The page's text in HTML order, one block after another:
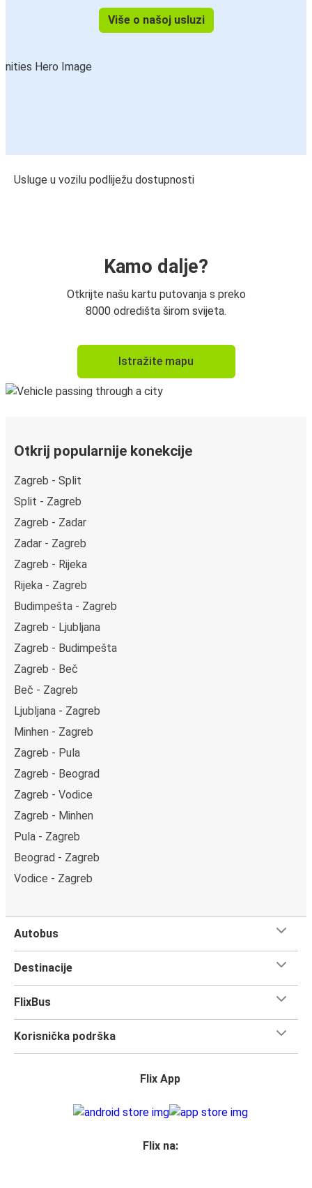
Više o našoj usluzi
Usluge u vozilu podliježu dostupnosti
Kamo dalje?
Otkrijte našu kartu putovanja s preko
8000 odredišta širom svijeta.
Istražite mapu
Otkrij popularnije konekcije
Zagreb - Split
Split - Zagreb
Zagreb - Zadar
Zadar - Zagreb
Zagreb - Rijeka
Rijeka - Zagreb
Budimpešta - Zagreb
Zagreb - Ljubljana
Zagreb - Budimpešta
Zagreb - Beč
Beč - Zagreb
Ljubljana - Zagreb
Minhen - Zagreb
Zagreb - Pula
Zagreb - Beograd
Zagreb - Vodice
Zagreb - Minhen
Pula - Zagreb
Beograd - Zagreb
Vodice - Zagreb
Autobus
Destinacije
FlixBus
Korisnička podrška
Flix App
Flix na: